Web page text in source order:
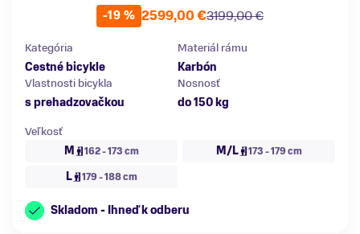
-19 % 3199,00 €
2599,00 €
Kategória
Cestné bicykle
Materiál rámu
Karbón
Vlastnosti bicykla
s prehadzovačkou
Nosnosť
do 150 kg
Veľkosť
M
162 - 173 cm M/L 173 - 179 cm
L 179 - 188 cm
Skladom - Ihneď k odberu